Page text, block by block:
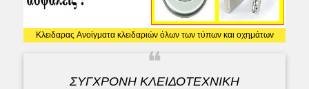
Κλειδαρας Ανοίγματα κλειδαριών όλων των τύπων και οχημάτων
❝
ΣΥΓΧΡΟΝΗ ΚΛΕΙΔΟΤΕΧΝΙΚΗ